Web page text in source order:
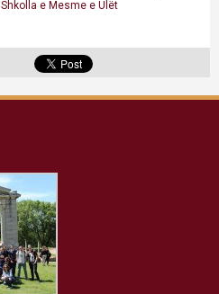
Shkolla e Mesme e Ulët